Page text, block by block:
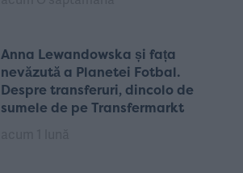
Anna Lewandowska și fața
nevăzută a Planetei Fotbal.
Despre transferuri, dincolo de
sumele de pe Transfermarkt